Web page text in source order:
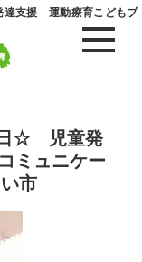
達支援 運動療育こどもプ
日☆ 児童発
ュニケー
市